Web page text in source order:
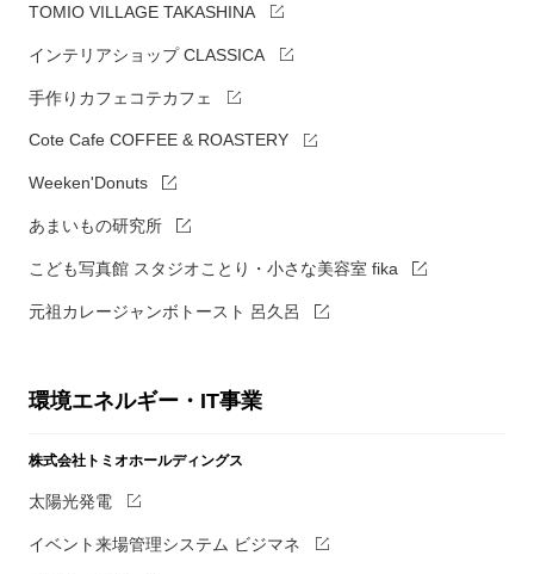
TOMIO VILLAGE TAKASHINA
インテリアショップ CLASSICA
手作りカフェコテカフェ
Cote Cafe COFFEE & ROASTERY
Weeken'Donuts
あまいもの研究所
こども写真館 スタジオことり・小さな美容室 fika
元祖カレージャンボトースト 呂久呂
環境エネルギー・IT事業
株式会社トミオホールディングス
太陽光発電
イベント来場管理システム ビジマネ